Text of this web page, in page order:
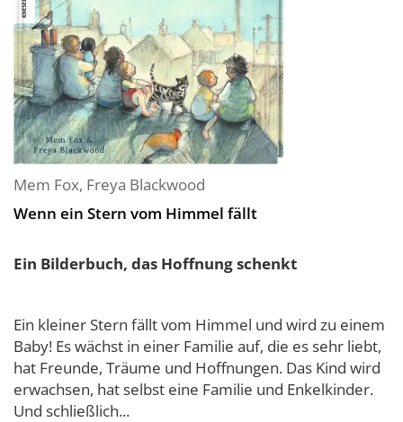
Mem Fox, Freya Blackwood
Wenn ein Stern vom Himmel fällt
Ein Bilderbuch, das Hoffnung schenkt
Ein kleiner Stern fällt vom Himmel und wird zu einem
Baby! Es wächst in einer Familie auf, die es sehr liebt,
hat Freunde, Träume und Hoffnungen. Das Kind wird
erwachsen, hat selbst eine Familie und Enkelkinder.
Und schließlich...